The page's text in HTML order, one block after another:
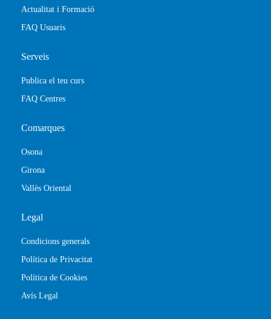
Actualitat i Formació
FAQ Usuaris
Serveis
Publica el teu curs
FAQ Centres
Comarques
Osona
Girona
Vallès Oriental
Legal
Condicions generals
Política de Privacitat
Política de Cookies
Avís Legal